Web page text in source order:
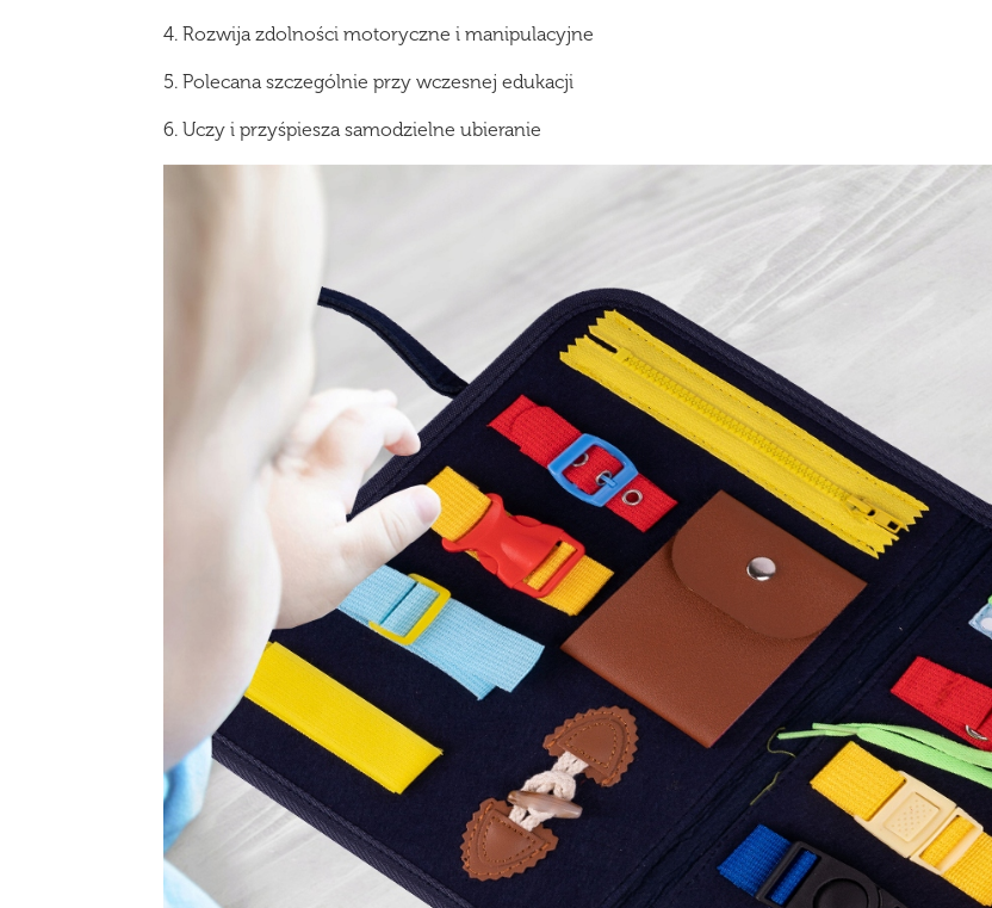
4. Rozwija zdolności motoryczne i manipulacyjne
5. Polecana szczególnie przy wczesnej edukacji
6. Uczy i przyśpiesza samodzielne ubieranie